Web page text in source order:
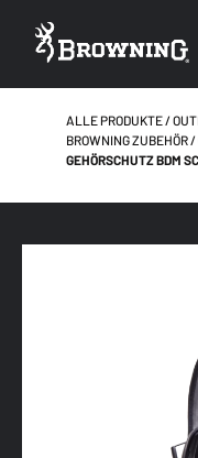
ALLE PRODUKTE
BROWNING ZUBEHÖR
GEHÖRSCHUTZ BDM